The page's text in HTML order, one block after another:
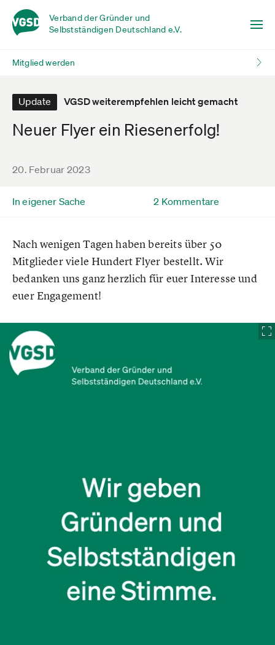
Verband der Gründer und
Selbstständigen Deutschland e.V.
Mitglied werden
Update VGSD weiterempfehlen leicht gemacht
Neuer Flyer ein Riesenerfolg!
20. Februar 2023
In eigener Sache 2 Kommentare
Nach wenigen Tagen haben bereits über 50
Mitglieder viele Hundert Flyer bestellt. Wir
bedanken uns ganz herzlich für euer Interesse und
euer Engagement!